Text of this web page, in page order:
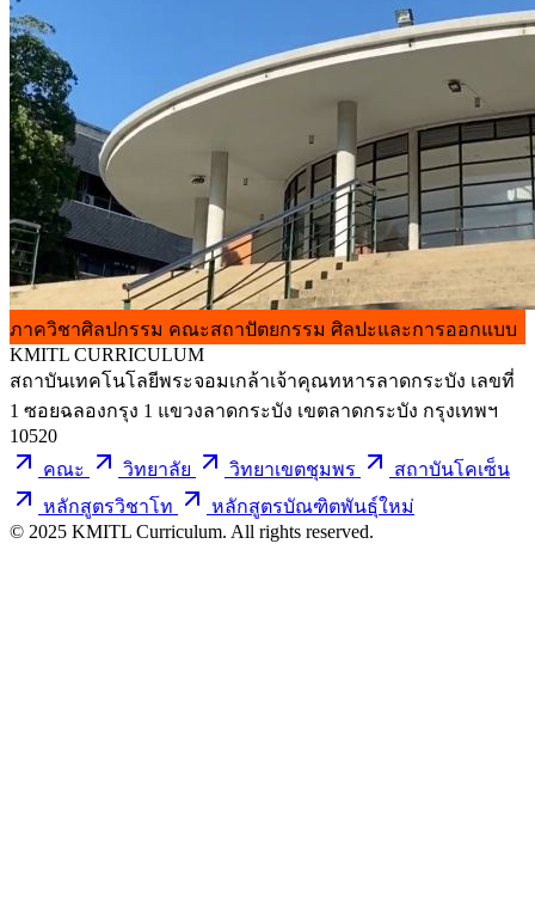
ภาควิชาศิลปกรรม คณะสถาปัตยกรรม ศิลปะและการออกแบบ
KMITL CURRICULUM
สถาบันเทคโนโลยีพระจอมเกล้าเจ้าคุณทหารลาดกระบัง เลขที่
1 ซอยฉลองกรุง 1 แขวงลาดกระบัง เขตลาดกระบัง กรุงเทพฯ
10520
คณะ
วิทยาลัย วิทยาเขตชุมพร
สถาบันโคเซ็น
หลักสูตรวิชาโท
หลักสูตรบัณฑิตพันธุ์ใหม่
© 2025 KMITL Curriculum. All rights reserved.